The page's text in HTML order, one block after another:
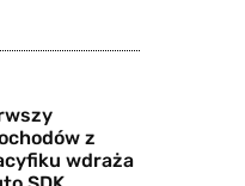
z
wdraża